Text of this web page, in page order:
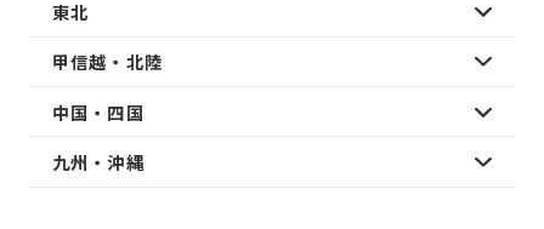
東北
甲信越・北陸
中国・四国
九州・沖縄